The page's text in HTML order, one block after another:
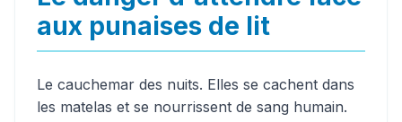
aux punaises de lit
Le cauchemar des nuits. Elles se cachent dans
les matelas et se nourrissent de sang humain.